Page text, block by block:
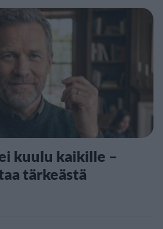
kuulu kaikille –
tärkeästä